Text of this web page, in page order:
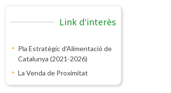
Link d'interès
Pla Estratègic d'Alimentació de
Catalunya (2021-2026)
La Venda de Proximitat